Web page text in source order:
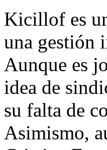
Kicillof es
una gestión
Aunque es
idea de
su falta de
Asimismo,